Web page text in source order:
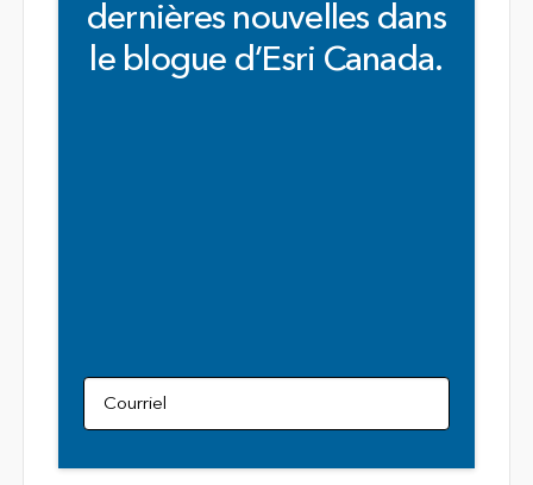
dernières nouvelles dans
le blogue d’Esri Canada.
Courriel